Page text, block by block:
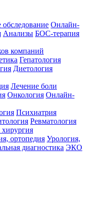
Онлайн-
Анализы БОС-терапия
компаний
Гепатология
Диетология
Лечение боли
Онкология Онлайн-
Психиатрия
Ревматология
хирургия
ортопедия Урология,
диагностика ЭКО